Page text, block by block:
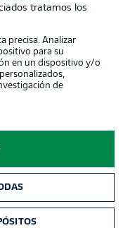
GmbH
tratamos los
precisa. Analizar
para su
en un dispositivo y/o
de